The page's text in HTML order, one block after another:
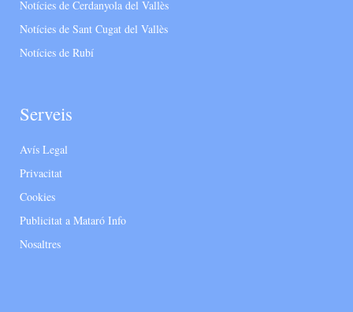
Notícies de Cerdanyola del Vallès
Notícies de Sant Cugat del Vallès
Notícies de Rubí
Serveis
Avís Legal
Privacitat
Cookies
Publicitat a Mataró Info
Nosaltres